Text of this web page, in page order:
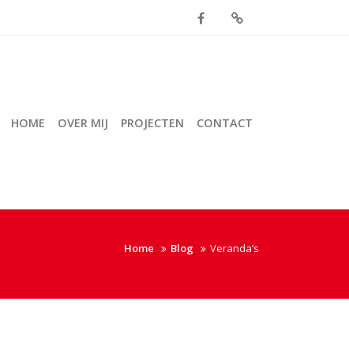
HOME OVER MIJ PROJECTEN CONTACT
Home Blog Veranda’s